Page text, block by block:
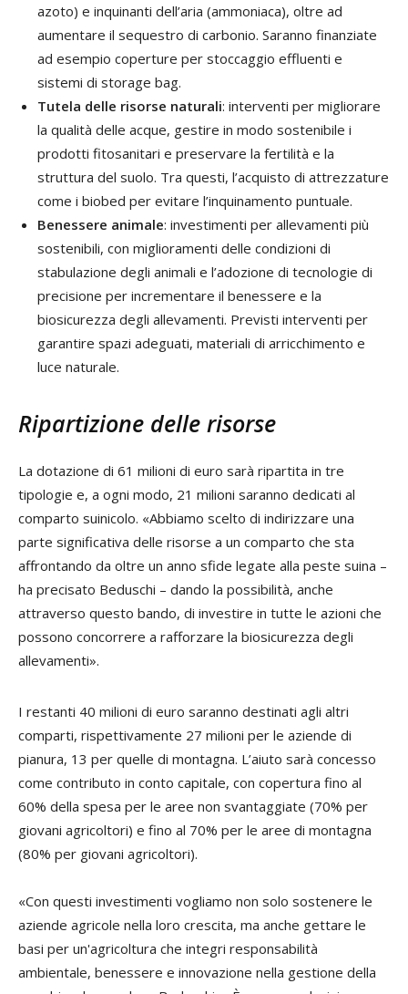
azoto) e inquinanti dell’aria (ammoniaca), oltre ad
aumentare il sequestro di carbonio. Saranno finanziate
ad esempio coperture per stoccaggio effluenti e
sistemi di storage bag.
Tutela delle risorse naturali: interventi per migliorare
la qualità delle acque, gestire in modo sostenibile i
prodotti fitosanitari e preservare la fertilità e la
struttura del suolo. Tra questi, l’acquisto di attrezzature
come i biobed per evitare l’inquinamento puntuale.
Benessere animale: investimenti per allevamenti più
sostenibili, con miglioramenti delle condizioni di
stabulazione degli animali e l’adozione di tecnologie di
precisione per incrementare il benessere e la
biosicurezza degli allevamenti. Previsti interventi per
garantire spazi adeguati, materiali di arricchimento e
luce naturale.
Ripartizione delle risorse
La dotazione di 61 milioni di euro sarà ripartita in tre
tipologie e, a ogni modo, 21 milioni saranno dedicati al
comparto suinicolo. «Abbiamo scelto di indirizzare una
parte significativa delle risorse a un comparto che sta
affrontando da oltre un anno sfide legate alla peste suina –
ha precisato Beduschi – dando la possibilità, anche
attraverso questo bando, di investire in tutte le azioni che
possono concorrere a rafforzare la biosicurezza degli
allevamenti».
I restanti 40 milioni di euro saranno destinati agli altri
comparti, rispettivamente 27 milioni per le aziende di
pianura, 13 per quelle di montagna. L’aiuto sarà concesso
come contributo in conto capitale, con copertura fino al
60% della spesa per le aree non svantaggiate (70% per
giovani agricoltori) e fino al 70% per le aree di montagna
(80% per giovani agricoltori).
«Con questi investimenti vogliamo non solo sostenere le
aziende agricole nella loro crescita, ma anche gettare le
basi per un'agricoltura che integri responsabilità
ambientale, benessere e innovazione nella gestione della